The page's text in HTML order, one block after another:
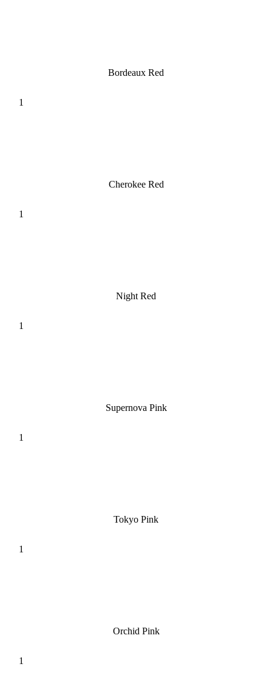
Bordeaux Red
Cherokee Red
Night Red
Supernova Pink
Tokyo Pink
Orchid Pink